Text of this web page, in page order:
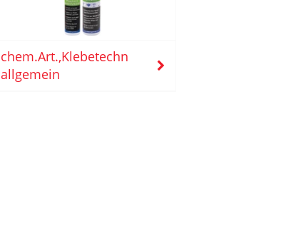
chem.Art.,Klebetechn
allgemein